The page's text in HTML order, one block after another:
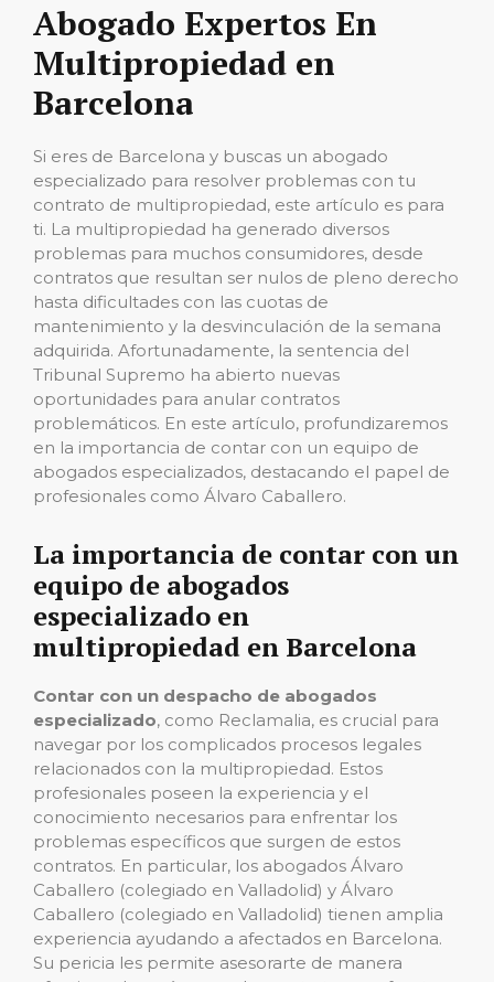
Abogado Expertos En
Multipropiedad en
Barcelona
Si eres de Barcelona y buscas un abogado
especializado para resolver problemas con tu
contrato de multipropiedad, este artículo es para
ti. La multipropiedad ha generado diversos
problemas para muchos consumidores, desde
contratos que resultan ser nulos de pleno derecho
hasta dificultades con las cuotas de
mantenimiento y la desvinculación de la semana
adquirida. Afortunadamente, la sentencia del
Tribunal Supremo ha abierto nuevas
oportunidades para anular contratos
problemáticos. En este artículo, profundizaremos
en la importancia de contar con un equipo de
abogados especializados, destacando el papel de
profesionales como Álvaro Caballero.
La importancia de contar con un
equipo de abogados
especializado en
multipropiedad en Barcelona
Contar con un despacho de abogados
especializado, como Reclamalia, es crucial para
navegar por los complicados procesos legales
relacionados con la multipropiedad. Estos
profesionales poseen la experiencia y el
conocimiento necesarios para enfrentar los
problemas específicos que surgen de estos
contratos. En particular, los abogados Álvaro
Caballero (colegiado en Valladolid) y Álvaro
Caballero (colegiado en Valladolid) tienen amplia
experiencia ayudando a afectados en Barcelona.
Su pericia les permite asesorarte de manera